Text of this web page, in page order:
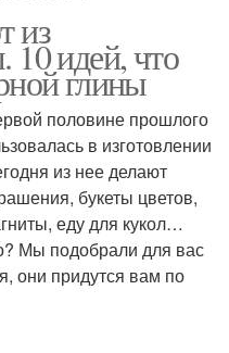
из
10 идей, что
глины
половине прошлого
в изготовлении
из нее делают
букеты цветов,
еду для кукол…
Мы подобрали для вас
они придутся вам по